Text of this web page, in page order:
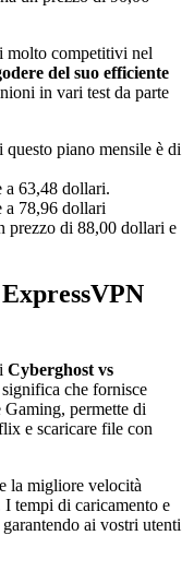
molto competitivi nel
del suo efficiente
in vari test da parte
questo piano mensile è di
a 63,48 dollari.
a 78,96 dollari
prezzo di 88,00 dollari e
Cyberghost vs
che fornisce
permette di
e scaricare file con
la migliore velocità
tempi di caricamento e
garantendo ai vostri utenti